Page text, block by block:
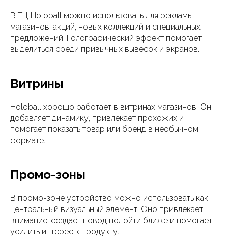
В ТЦ Holoball можно использовать для рекламы
магазинов, акций, новых коллекций и специальных
предложений. Голографический эффект помогает
выделиться среди привычных вывесок и экранов.
Витрины
Holoball хорошо работает в витринах магазинов. Он
добавляет динамику, привлекает прохожих и
помогает показать товар или бренд в необычном
формате.
Промо-зоны
В промо-зоне устройство можно использовать как
центральный визуальный элемент. Оно привлекает
внимание, создаёт повод подойти ближе и помогает
усилить интерес к продукту.